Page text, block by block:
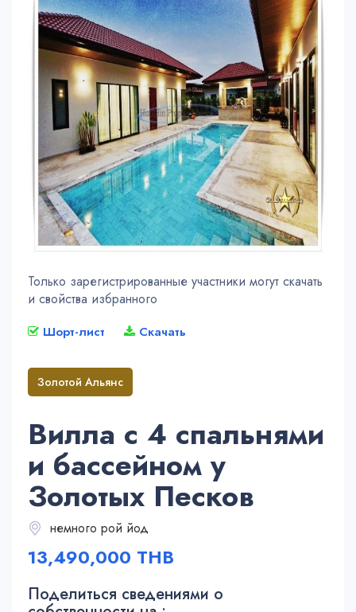
Только зарегистрированные участники могут скачать
и свойства избранного
Шорт-лист Скачать
Золотой Альянс
Вилла с 4 спальнями
и бассейном у
Золотых Песков
немного рой йод
13,490,000 THB
Поделиться сведениями о